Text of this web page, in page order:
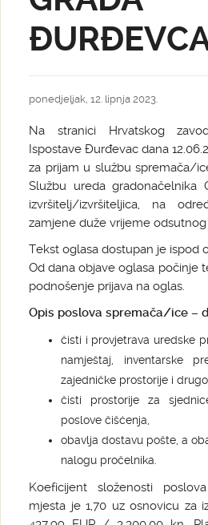
ponedjeljak, 12. lipnja 2023.
Na stranici Hrvatskog
Ispostave Đurđevac dana
za prijam u službu spremača/
Službu ureda
izvršitelj/izvršiteljica, na
zamjene duže vrijeme
Tekst oglasa dostupan je ispod
Od dana objave oglasa počinje
podnošenje prijava na oglas.
Opis poslova spremača/ice –
čisti i provjetrava uredske
namještaj, inventarske
zajedničke prostorije i
čisti prostorije za
poslove čišćenja,
obavlja dostavu pošte, a
nalogu pročelnika.
Koeficijent složenosti
mjesta je 1,70 uz osnovicu za